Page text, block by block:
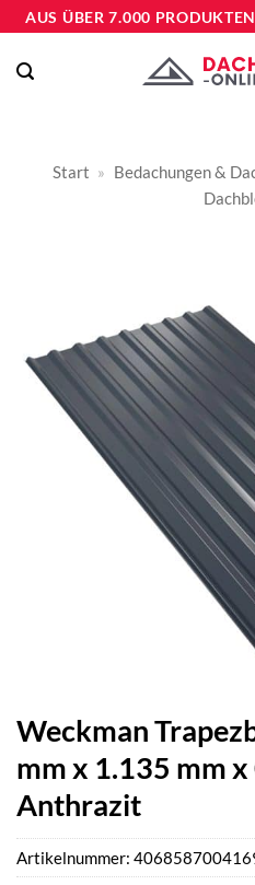
Zum
springen
AUS ÜBER 7.000
Start » Bedachungen &
Weckman
mm x 1.135 mm
Anthrazit
Artikelnummer: